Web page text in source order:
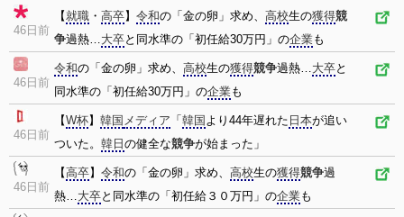
46日前
【就職 ・ 高卒】 令和の「金の卵」求め、 高校生の獲得競
争過熱…大卒と同水準の「初任給30万円」の企業も
46日前
令和の「金の卵」求め、 高校生の獲得競争過熱…大卒と
同水準の「初任給30万円」の企業も
46日前
【W杯】 韓国 メディア 「 韓国 より44年遅れた 日本が追い
ついた。 韓日 の健全な競争が始まった」
46日前
【高卒】 令和の「金の卵」求め、 高校生の獲得競争過
熱…大卒と同水準の「初任給３０万円」の企業も